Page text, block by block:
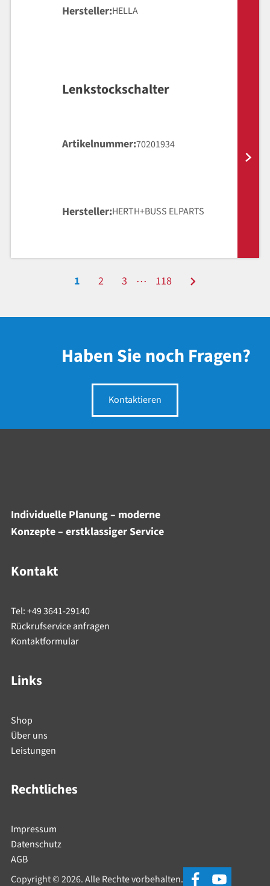
Hersteller HELLA
Lenkstockschalter
Artikelnummer 70201934
Hersteller HERTH+BUSS ELPARTS
1 2 3 … 118
Haben Sie noch Fragen?
Kontaktieren
Individuelle Planung – moderne
Konzepte – erstklassiger Service
Kontakt
Tel: +49 3641-29140
Rückrufservice anfragen
Kontaktformular
Links
Shop
Über uns
Leistungen
Rechtliches
Impressum
Datenschutz
AGB
Copyright © 2026. Alle Rechte vorbehalten.